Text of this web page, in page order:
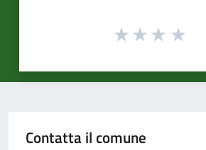
Contatta il comune